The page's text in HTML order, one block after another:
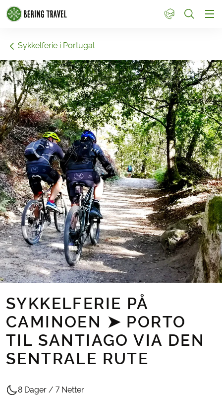
1
Sykkelferie i Portugal
SYKKELFERIE PÅ
CAMINOEN ➤ PORTO
TIL SANTIAGO VIA DEN
SENTRALE RUTE
8 Dager / 7 Netter